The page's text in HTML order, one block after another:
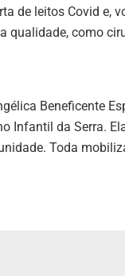
de leitos Covid e,
qualidade, como
Beneficente
Infantil da Serra.
Toda